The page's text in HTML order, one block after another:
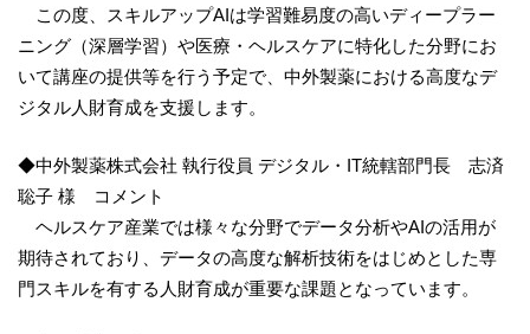
この度、スキルアップAIは学習難易度の高いディープラー
ニング（深層学習）や医療・ヘルスケアに特化した分野にお
いて講座の提供等を行う予定で、中外製薬における高度なデ
ジタル人財育成を支援します。
◆中外製薬株式会社 執行役員 デジタル・IT統轄部門長 志済
聡子 様 コメント
ヘルスケア産業では様々な分野でデータ分析やAIの活用が
期待されており、データの高度な解析技術をはじめとした専
門スキルを有する人財育成が重要な課題となっています。